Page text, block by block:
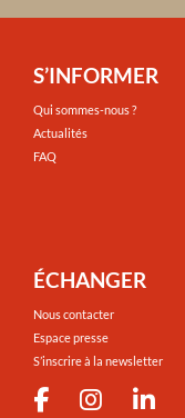
S’INFORMER
Qui sommes-nous ?
Actualités
FAQ
ÉCHANGER
Nous contacter
Espace presse
S’inscrire à la newsletter